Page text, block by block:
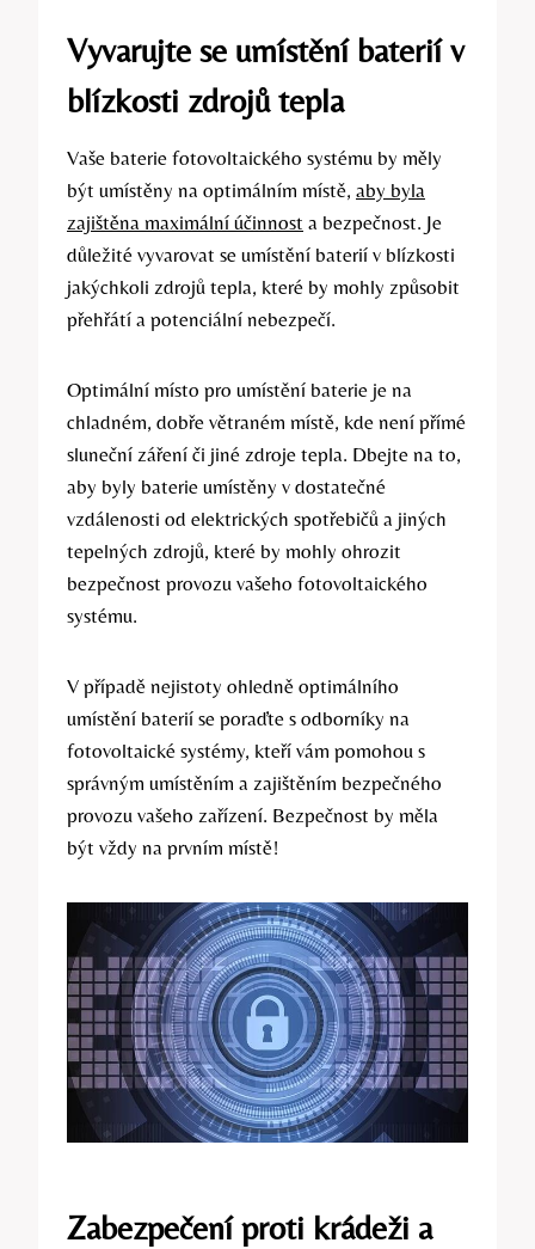
Vyvarujte se umístění baterií v
blízkosti zdrojů tepla
Vaše baterie fotovoltaického systému by měly
být umístěny na optimálním místě, aby byla
zajištěna maximální účinnost a bezpečnost. Je
důležité vyvarovat se umístění baterií v blízkosti
jakýchkoli zdrojů tepla, které by mohly způsobit
přehřátí a potenciální nebezpečí.
Optimální místo pro umístění baterie je na
chladném, dobře větraném místě, kde není přímé
sluneční záření či jiné zdroje tepla. Dbejte na to,
aby byly baterie umístěny v dostatečné
vzdálenosti od elektrických spotřebičů a jiných
tepelných zdrojů, které by mohly ohrozit
bezpečnost provozu vašeho fotovoltaického
systému.
V případě nejistoty ohledně optimálního
umístění baterií se poraďte s odborníky na
fotovoltaické systémy, kteří vám pomohou s
správným umístěním a zajištěním bezpečného
provozu vašeho zařízení. Bezpečnost by měla
být vždy na prvním místě!
Zabezpečení proti krádeži a